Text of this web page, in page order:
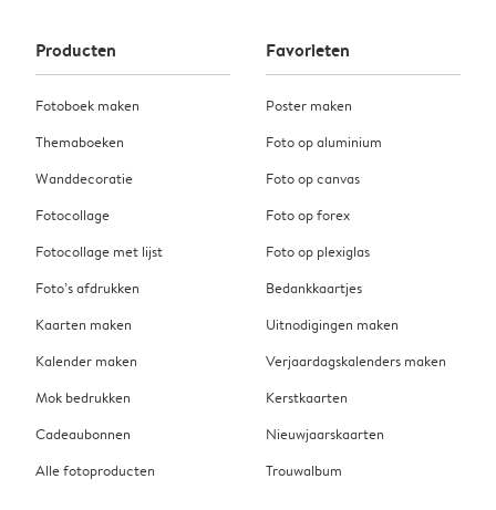
Producten
Fotoboek maken
Themaboeken
Wanddecoratie
Fotocollage
Fotocollage met lijst
Foto’s afdrukken
Kaarten maken
Kalender maken
Mok bedrukken
Cadeaubonnen
Alle fotoproducten
Favorieten
Poster maken
Foto op aluminium
Foto op canvas
Foto op forex
Foto op plexiglas
Bedankkaartjes
Uitnodigingen maken
Verjaardagskalenders maken
Kerstkaarten
Nieuwjaarskaarten
Trouwalbum